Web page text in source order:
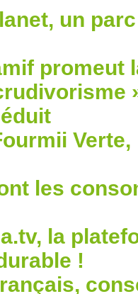
un
promeut
les
la
!